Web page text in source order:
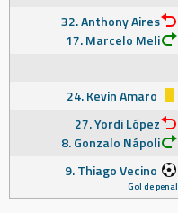
32. Anthony Aires
17. Marcelo Meli
24. Kevin Amaro
27. Yordi López
8. Gonzalo Nápoli
9. Thiago Vecino
Gol de penal